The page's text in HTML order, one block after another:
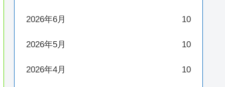
2026年6月 10
2026年5月 10
2026年4月 10